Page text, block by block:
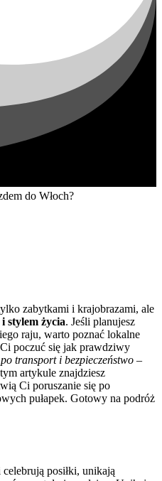
zabytkami i krajobrazami, ale
stylem życia. Jeśli planujesz
raju, warto poznać lokalne
poczuć się jak prawdziwy
transport i bezpieczeństwo –
artykule znajdziesz
Ci poruszanie się po
pułapek. Gotowy na podróż
posiłki, unikają